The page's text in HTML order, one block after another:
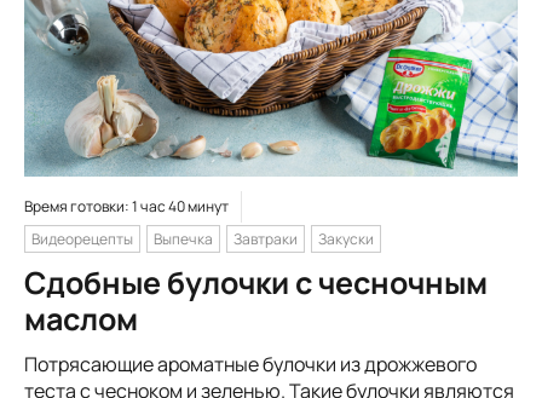
Время готовки: 1 час 40 минут
Видеорецепты
Выпечка Завтраки Закуски
Сдобные булочки с чесночным
маслом
Потрясающие ароматные булочки из дрожжевого
теста с чесноком и зеленью. Такие булочки являются